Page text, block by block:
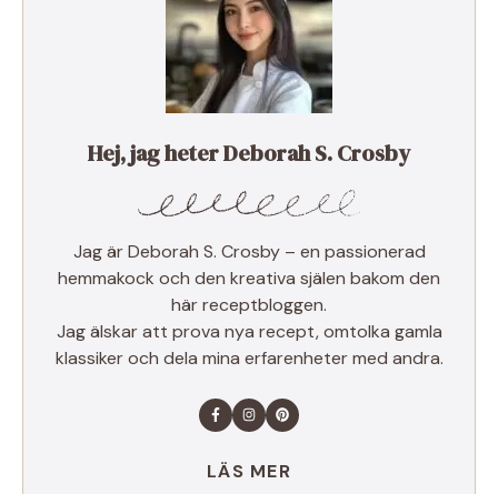
Hej, jag heter Deborah S. Crosby
Jag är Deborah S. Crosby – en passionerad
hemmakock och den kreativa själen bakom den
här receptbloggen.
Jag älskar att prova nya recept, omtolka gamla
klassiker och dela mina erfarenheter med andra.
LÄS MER